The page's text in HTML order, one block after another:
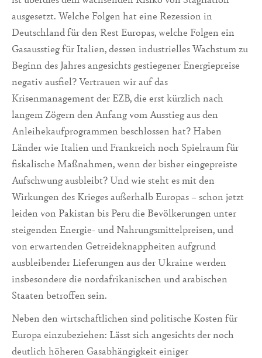
ausgesetzt. Welche Folgen hat eine Rezession in
Deutschland für den Rest Europas, welche Folgen ein
Gasausstieg für Italien, dessen industrielles Wachstum zu
Beginn des Jahres angesichts gestiegener Energiepreise
negativ ausfiel? Vertrauen wir auf das
Krisenmanagement der EZB, die erst kürzlich nach
langem Zögern den Anfang vom Ausstieg aus den
Anleihekaufprogrammen beschlossen hat? Haben
Länder wie Italien und Frankreich noch Spielraum für
fiskalische Maßnahmen, wenn der bisher eingepreiste
Aufschwung ausbleibt? Und wie steht es mit den
Wirkungen des Krieges außerhalb Europas – schon jetzt
leiden von Pakistan bis Peru die Bevölkerungen unter
steigenden Energie- und Nahrungsmittelpreisen, und
von erwartenden Getreideknappheiten aufgrund
ausbleibender Lieferungen aus der Ukraine werden
insbesondere die nordafrikanischen und arabischen
Staaten betroffen sein.
Neben den wirtschaftlichen sind politische Kosten für
Europa einzubeziehen: Lässt sich angesichts der noch
deutlich höheren Gasabhängigkeit einiger